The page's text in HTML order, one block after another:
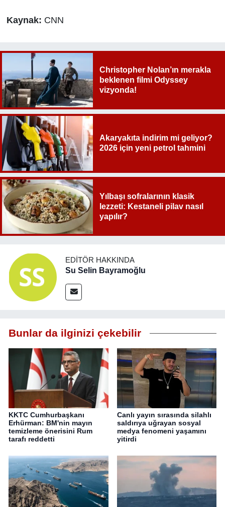
Kaynak: CNN
Christopher Nolan’ın merakla
beklenen filmi Odyssey
vizyonda!
Akaryakıta indirim mi geliyor?
2026 için yeni petrol tahmini
Yılbaşı sofralarının klasik
lezzeti: Kestaneli pilav nasıl
yapılır?
EDITÖR HAKKINDA
Su Selin Bayramoğlu
Bunlar da ilginizi çekebilir
KKTC Cumhurbaşkanı
Erhürman: BM'nin mayın
temizleme önerisini Rum
tarafı reddetti
Canlı yayın sırasında silahlı
saldırıya uğrayan sosyal
medya fenomeni yaşamını
yitirdi